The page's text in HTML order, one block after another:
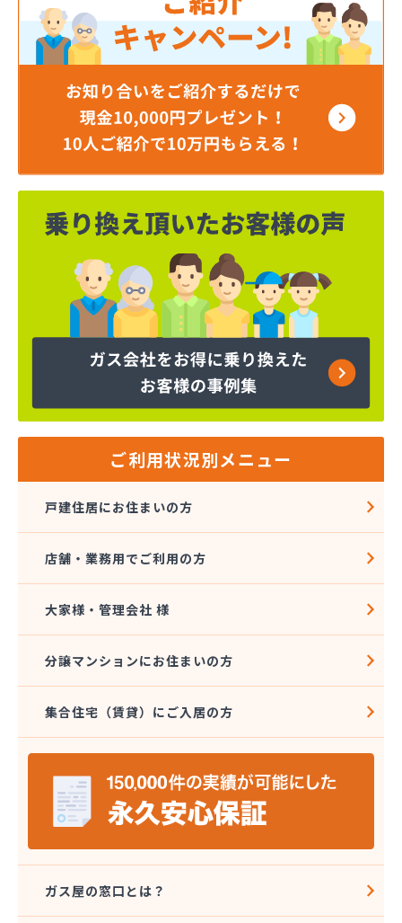
ご利用状況別メニュー
戸建住居にお住まいの方
店舗・業務用でご利用の方
大家様・管理会社 様
分譲マンションにお住まいの方
集合住宅（賃貸）にご入居の方
ガス屋の窓口とは？